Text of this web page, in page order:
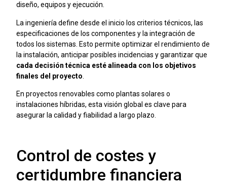
diseño, equipos y ejecución.
La ingeniería define desde el inicio los criterios técnicos, las
especificaciones de los componentes y la integración de
todos los sistemas. Esto permite optimizar el rendimiento de
la instalación, anticipar posibles incidencias y garantizar que
cada decisión técnica esté alineada con los objetivos
finales del proyecto
En proyectos renovables como plantas solares o
instalaciones híbridas, esta visión global es clave para
asegurar la calidad y fiabilidad a largo plazo.
Control de costes y
certidumbre financiera